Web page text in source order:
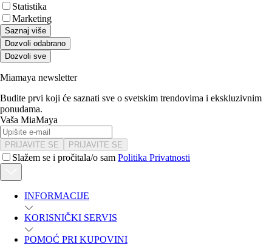
Statistika
Marketing
Saznaj više
Dozvoli odabrano
Dozvoli sve
Miamaya newsletter
Budite prvi koji će saznati sve o svetskim trendovima i ekskluzivnim
ponudama.
Vaša MiaMaya
PRIJAVITE SE PRIJAVITE SE
Slažem se i pročitala/o sam Politika Privatnosti
INFORMACIJE
KORISNIČKI SERVIS
POMOĆ PRI KUPOVINI